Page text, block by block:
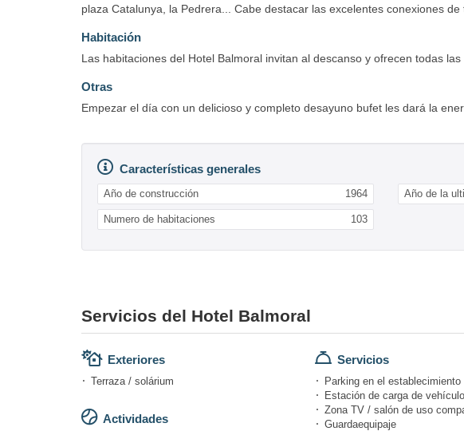
plaza Catalunya, la Pedrera... Cabe destacar las excelentes conexiones
Habitación
Las habitaciones del Hotel Balmoral invitan al descanso y ofrecen todas
Otras
Empezar el día con un delicioso y completo desayuno bufet les dará la
Características generales
Año de construcción 1964 Año de la
Numero de habitaciones 103
Servicios del Hotel Balmoral
Exteriores
Terraza / solárium
Actividades
Servicios
Parking en el establecimiento
Estación de carga de
Zona TV / salón de uso
Guardaequipaje